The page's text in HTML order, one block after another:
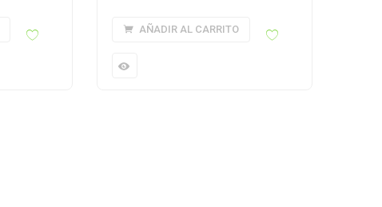
AÑADIR AL CARRITO